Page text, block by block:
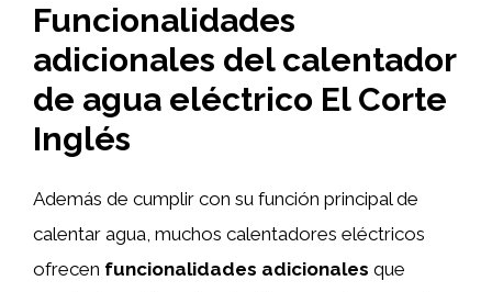
Funcionalidades
adicionales del calentador
de agua eléctrico El Corte
Inglés
Además de cumplir con su función principal de
calentar agua, muchos calentadores eléctricos
ofrecen funcionalidades adicionales que